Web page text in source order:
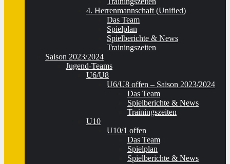
4. Herrenmannschaft (Unified)
Das Team
Spielplan
Spielberichte & News
Trainingszeiten
Saison 2023/2024
Jugend-Teams
U6/U8
U6/U8 offen – Saison 2023/2024
Das Team
Spielberichte & News
Trainingszeiten
U10
U10/1 offen
Das Team
Spielplan
Spielberichte & News